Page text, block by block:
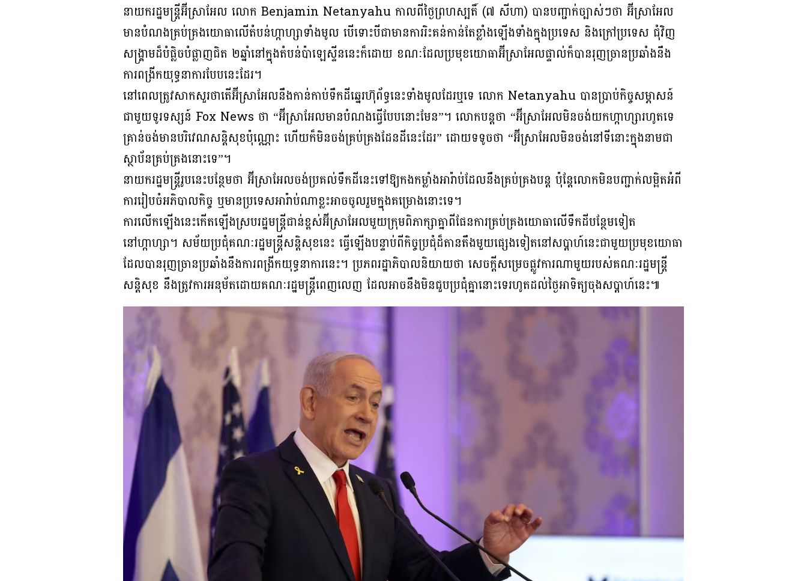
នាយករដ្ឋមន្ត្រីអ៊ីស្រាអែល លោក Benjamin Netanyahu កាលពីថ្ងៃព្រហស្បតិ៍ (៧ សីហា) បានបញ្ជាក់ច្បាស់ៗថា អ៊ីស្រាអែល
មានបំណងគ្រប់គ្រងយោធាលើតំបន់ហ្កាហ្សាទាំងមូល បើទោះបីជាមានការរិះគន់កាន់តែខ្លាំងឡើងទាំងក្នុងប្រទេស និងក្រៅប្រទេស ជុំវិញ
សង្គ្រាមដ៏បំផ្លិចបំផ្លាញជិត ២ឆ្នាំនៅក្នុងតំបន់ប៉ាឡេស្ទីននេះក៏ដោយ ខណៈដែលប្រមុខយោធាអ៊ីស្រាអែលផ្ទាល់ក៏បានរុញច្រានប្រឆាំងនឹង
ការពង្រីកយុទ្ធនាការបែបនេះដែរ។
នៅពេលត្រូវសាកសួរថាតើអ៊ីស្រាអែលនឹងកាន់កាប់ទឹកដីឆ្នេរហ៊ុព័ទ្ធនេះទាំងមូលដែរឬទេ លោក Netanyahu បានប្រាប់កិច្ចសម្ភាសន៍
ជាមួយទូរទស្សន៍ Fox News ថា “អ៊ីស្រាអែលមានបំណងធ្វើបែបនោះមែន”។ លោកបន្តថា “អ៊ីស្រាអែលមិនចង់យកហ្កាហ្សារហូតទេ
គ្រាន់ចង់មានបរិវេណសន្តិសុខប៉ុណ្ណោះ ហើយក៏មិនចង់គ្រប់គ្រងដែនដីនេះដែរ” ដោយទទូចថា “អ៊ីស្រាអែលមិនចង់នៅទីនោះក្នុងនាមជា
ស្ថាប័នគ្រប់គ្រងនោះទេ”។
នាយករដ្ឋមន្រ្តីរូបនេះបន្ថែមថា អ៊ីស្រាអែលចង់ប្រគល់ទឹកដីនេះទៅឱ្យកងកម្លាំងអារ៉ាប់ដែលនឹងគ្រប់គ្រងបន្ត ប៉ុន្តែលោកមិនបញ្ជាក់លម្អិតអំពី
ការរៀបចំអភិបាលកិច្ច ឬមានប្រទេសអារ៉ាប់ណាខ្លះអាចចូលរួមក្នុងគម្រោងនោះទេ។
ការលើកឡើងនេះកើតឡើងស្របរដ្ឋមន្ត្រីជាន់ខ្ពស់អ៊ីស្រាអែលមួយក្រុមពិភាក្សាគ្នាពីផែនការគ្រប់គ្រងយោធាលើទឹកដីបន្ថែមទៀត
នៅហ្កាហ្សា។ សម័យប្រជុំគណៈរដ្ឋមន្ត្រីសន្តិសុខនេះ ធ្វើឡើងបន្ទាប់ពីកិច្ចប្រជុំដ៏តានតឹងមួយផ្សេងទៀតនៅសប្តាហ៍នេះជាមួយប្រមុខយោធា
ដែលបានរុញច្រានប្រឆាំងនឹងការពង្រីកយុទ្ធនាការនេះ។ ប្រភពរដ្ឋាភិបាលនិយាយថា សេចក្ដីសម្រេចផ្លូវការណាមួយរបស់គណៈរដ្ឋមន្ត្រី
សន្តិសុខ នឹងត្រូវការអនុម័តដោយគណៈរដ្ឋមន្ត្រីពេញលេញ ដែលអាចនឹងមិនជួបប្រជុំគ្នានោះទេរហូតដល់ថ្ងៃអាទិត្យចុងសប្ដាហ៍នេះ៕